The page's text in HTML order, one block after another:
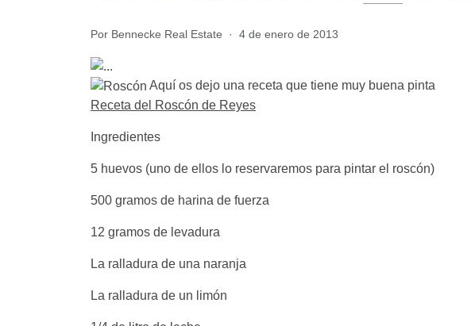
Por Bennecke Real Estate · 4 de enero de 2013
Aquí os dejo una receta que tiene muy buena pinta
Receta del Roscón de Reyes
Ingredientes
5 huevos (uno de ellos lo reservaremos para pintar el roscón)
500 gramos de harina de fuerza
12 gramos de levadura
La ralladura de una naranja
La ralladura de un limón